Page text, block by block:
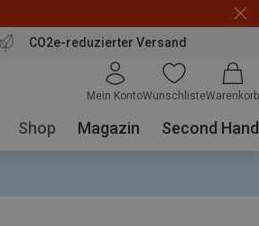
CO2e-reduzierter Versand
Mein KontoWunschlisteWarenkorb
Shop Magazin Second Hand